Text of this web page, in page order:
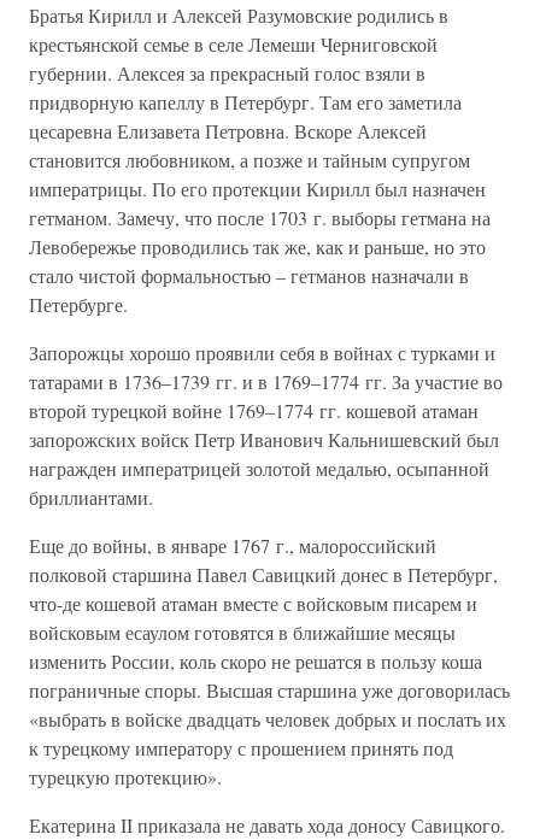
Братья Кирилл и Алексей Разумовские родились в
крестьянской семье в селе Лемеши Черниговской
губернии. Алексея за прекрасный голос взяли в
придворную капеллу в Петербург. Там его заметила
цесаревна Елизавета Петровна. Вскоре Алексей
становится любовником, а позже и тайным супругом
императрицы. По его протекции Кирилл был назначен
гетманом. Замечу, что после 1703 г. выборы гетмана на
Левобережье проводились так же, как и раньше, но это
стало чистой формальностью – гетманов назначали в
Петербурге.
Запорожцы хорошо проявили себя в войнах с турками и
татарами в 1736–1739 гг. и в 1769–1774 гг. За участие во
второй турецкой войне 1769–1774 гг. кошевой атаман
запорожских войск Петр Иванович Кальнишевский был
награжден императрицей золотой медалью, осыпанной
бриллиантами.
Еще до войны, в январе 1767 г., малороссийский
полковой старшина Павел Савицкий донес в Петербург,
что-де кошевой атаман вместе с войсковым писарем и
войсковым есаулом готовятся в ближайшие месяцы
изменить России, коль скоро не решатся в пользу коша
пограничные споры. Высшая старшина уже договорилась
«выбрать в войске двадцать человек добрых и послать их
к турецкому императору с прошением принять под
турецкую протекцию».
Екатерина II приказала не давать хода доносу Савицкого.